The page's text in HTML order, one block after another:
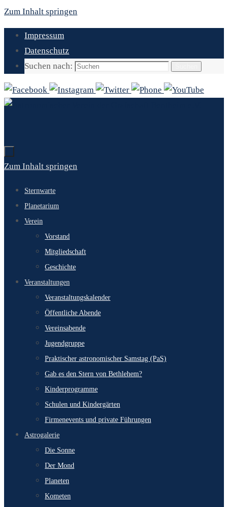
Zum Inhalt springen
Impressum
Datenschutz
Suchen nach:
Zum Inhalt springen
Sternwarte
Planetarium
Verein
Vorstand
Mitgliedschaft
Geschichte
Veranstaltungen
Veranstaltungskalender
Öffentliche Abende
Vereinsabende
Jugendgruppe
Praktischer astronomischer Samstag (PaS)
Gab es den Stern von Bethlehem?
Kinderprogramme
Schulen und Kindergärten
Firmenevents und private Führungen
Astrogalerie
Die Sonne
Der Mond
Planeten
Kometen